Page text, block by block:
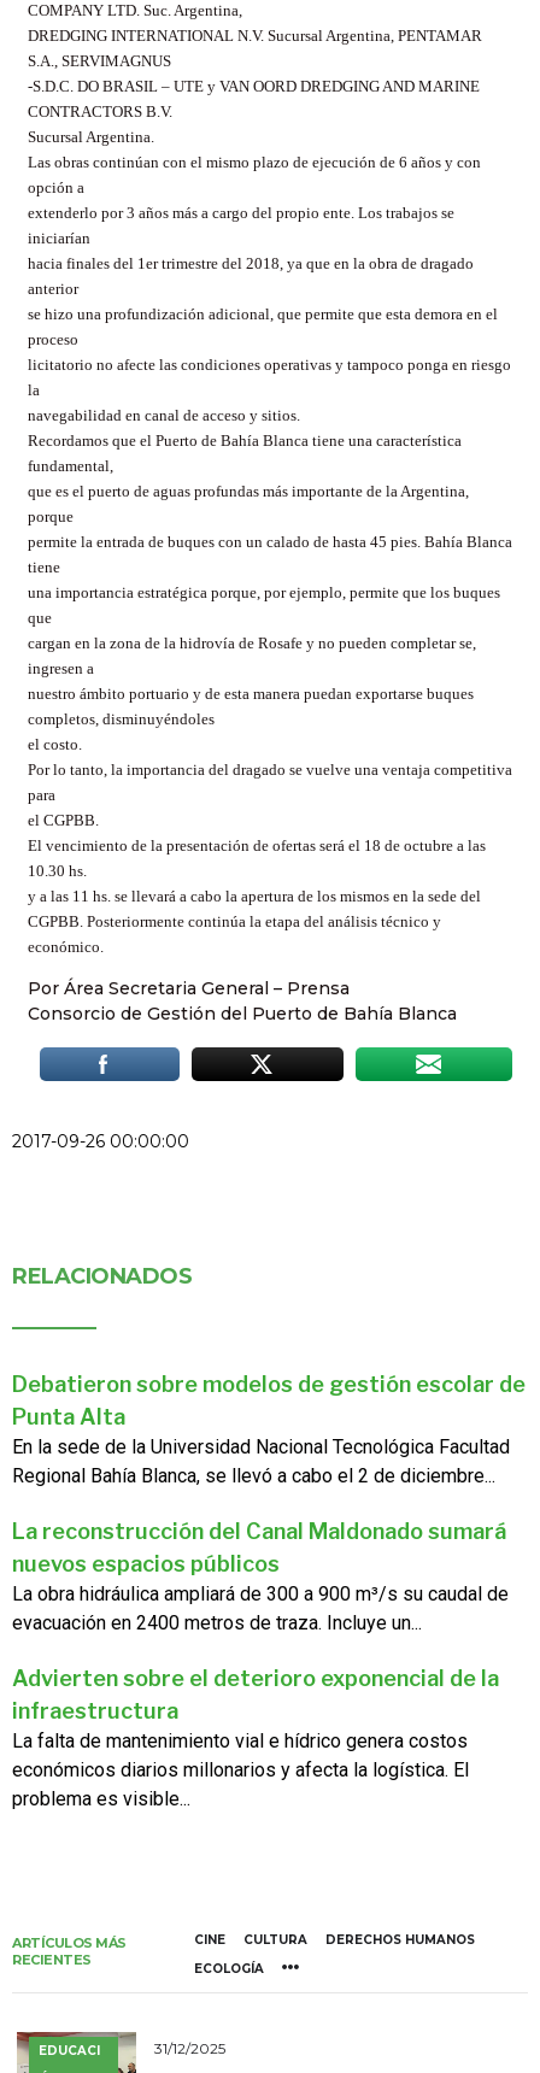
COMPANY LTD. Suc. Argentina,
DREDGING INTERNATIONAL N.V. Sucursal Argentina, PENTAMAR
S.A., SERVIMAGNUS
-S.D.C. DO BRASIL – UTE y VAN OORD DREDGING AND MARINE
CONTRACTORS B.V.
Sucursal Argentina.
Las obras continúan con el mismo plazo de ejecución de 6 años y con
opción a
extenderlo por 3 años más a cargo del propio ente. Los trabajos se
iniciarían
hacia finales del 1er trimestre del 2018, ya que en la obra de dragado
anterior
se hizo una profundización adicional, que permite que esta demora en el
proceso
licitatorio no afecte las condiciones operativas y tampoco ponga en riesgo
la
navegabilidad en canal de acceso y sitios.
Recordamos que el Puerto de Bahía Blanca tiene una característica
fundamental,
que es el puerto de aguas profundas más importante de la Argentina,
porque
permite la entrada de buques con un calado de hasta 45 pies. Bahía Blanca
tiene
una importancia estratégica porque, por ejemplo, permite que los buques
que
cargan en la zona de la hidrovía de Rosafe y no pueden completar se,
ingresen a
nuestro ámbito portuario y de esta manera puedan exportarse buques
completos, disminuyéndoles
el costo.
Por lo tanto, la importancia del dragado se vuelve una ventaja competitiva
para
el CGPBB.
El vencimiento de la presentación de ofertas será el 18 de octubre a las
10.30 hs.
y a las 11 hs. se llevará a cabo la apertura de los mismos en la sede del
CGPBB. Posteriormente continúa la etapa del análisis técnico y
económico.
Por Área Secretaria General – Prensa
Consorcio de Gestión del Puerto de Bahía Blanca
2017-09-26 00:00:00
RELACIONADOS
Debatieron sobre modelos de gestión escolar de
Punta Alta
En la sede de la Universidad Nacional Tecnológica Facultad
Regional Bahía Blanca, se llevó a cabo el 2 de diciembre...
La reconstrucción del Canal Maldonado sumará
nuevos espacios públicos
La obra hidráulica ampliará de 300 a 900 m³/s su caudal de
evacuación en 2400 metros de traza. Incluye un...
Advierten sobre el deterioro exponencial de la
infraestructura
La falta de mantenimiento vial e hídrico genera costos
económicos diarios millonarios y afecta la logística. El
problema es visible...
ARTÍCULOS MÁS
RECIENTES
CINE CULTURA
DERECHOS HUMANOS
ECOLOGÍA
EDUCACI
31/12/2025